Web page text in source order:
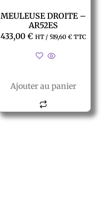
MEULEUSE DROITE –
AR52ES
433,00 € HT / 519,60 €TTC
Ajouter au panier